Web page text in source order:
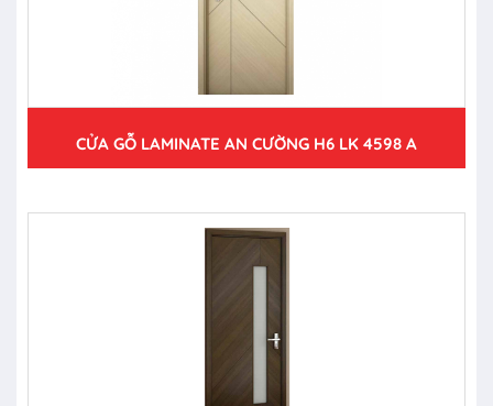
CỬA GỖ LAMINATE AN CƯỜNG H6 LK 4598 A